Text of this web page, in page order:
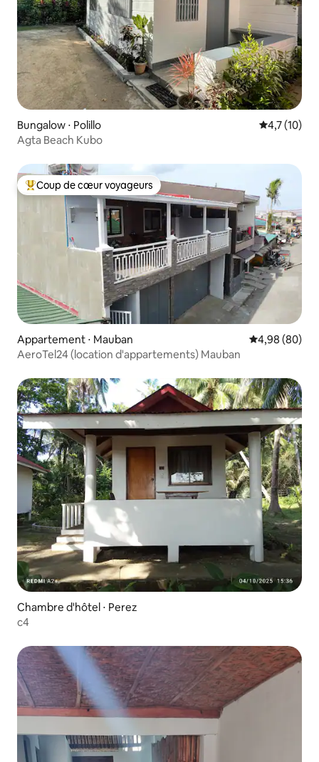
Bungalow ⋅ Polillo Évaluation
4,7 (10)
Agta Beach Kubo
Coups de cœur voyageurs les plus appréciés
Coup de cœur voyageurs
Appartement ⋅ Mauban Évaluation
4,98 (80)
AeroTel24 (location d'appartements) Mauban
Chambre d'hôtel ⋅ Perez
c4